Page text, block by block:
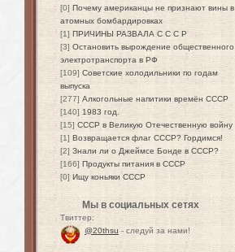
[0] Почему американцы не признают вины в
атомных бомбардировках
[1] ПРИЧИНЫ РАЗВАЛА С С С Р
[3] Остановить вырождение общественного
электротранспорта в РФ
[109] Советские холодильники по годам
выпуска
[277] Алкогольные напитики времён СССР
[140] 1983 год.
[15] СССР в Великую Отечественную войну
[1] Возвращается флаг СССР? Гордимся!
[2] Знали ли о Джеймсе Бонде в СССР?
[166] Продукты питания в СССР
[0] Ищу коньяки СССР
Мы в социальных сетях
Твиттер:
@20thsu - следуй за нами!